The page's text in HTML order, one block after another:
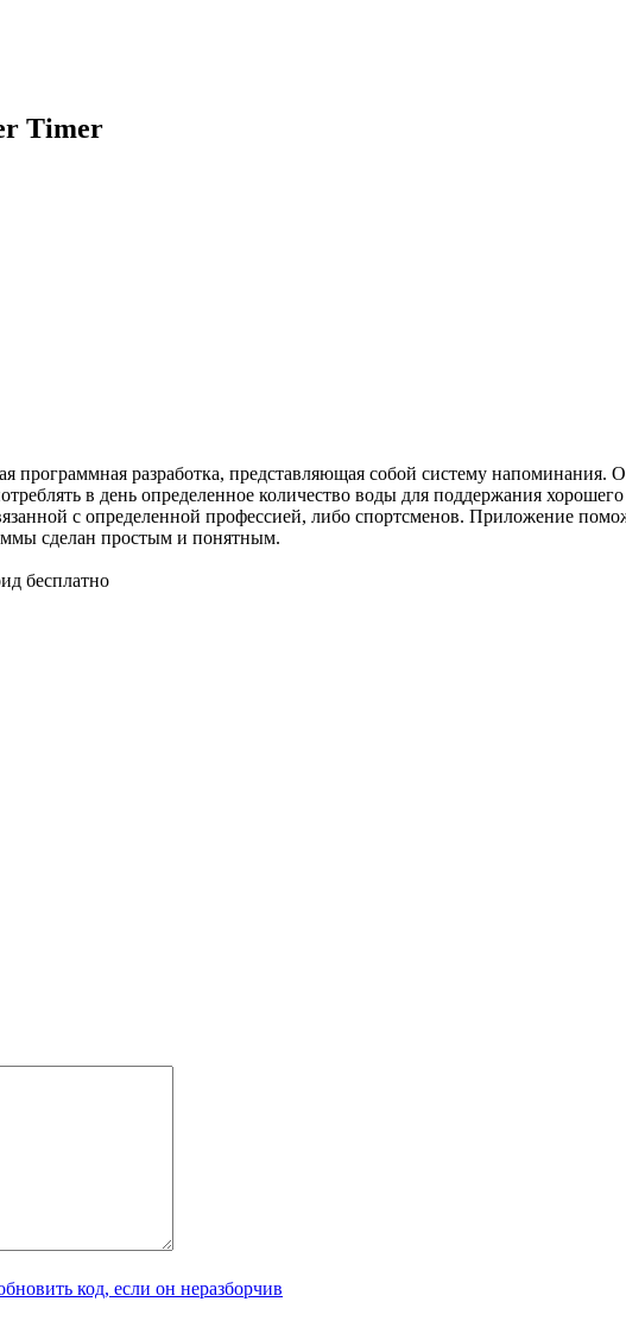
Timer
программная разработка, представляющая собой систему напоминания.
в день определенное количество воды для поддержания
с определенной профессией, либо спортсменов. Приложение
сделан простым и понятным.
бесплатно